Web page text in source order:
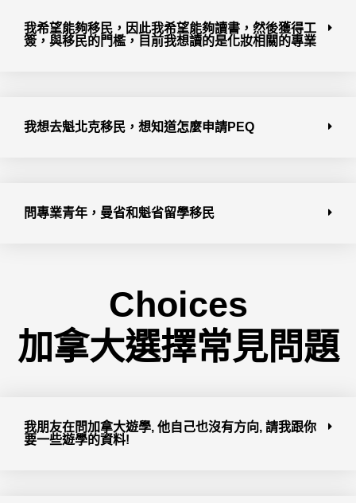
我希望能夠移民，因此我希望能夠讀書，然後獲得工
簽，與移民的門檻，目前我想讀的是化妝相關的專業
我想去魁北克移民，想知道怎麼申請PEQ
問專業青年，曼省和魁省留學移民
Choices
加拿大選擇常見問題
我朋友在問加拿大遊學, 他自己也沒有方向, 請我跟你
要一些遊學的資料!